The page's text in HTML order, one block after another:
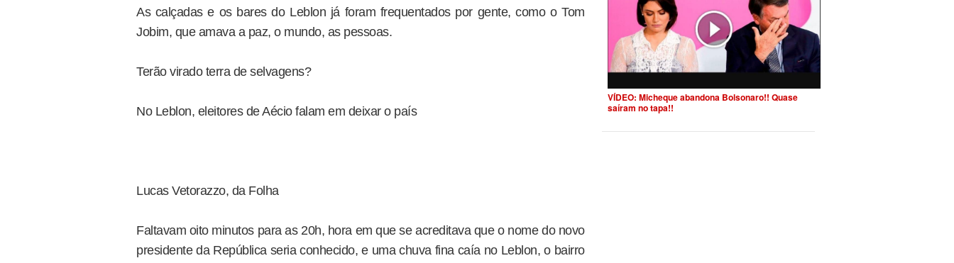
As calçadas e os bares do Leblon já foram frequentados por gente, como o Tom
Jobim, que amava a paz, o mundo, as pessoas.
Terão virado terra de selvagens?
No Leblon, eleitores de Aécio falam em deixar o país
Lucas Vetorazzo, da Folha
Faltavam oito minutos para as 20h, hora em que se acreditava que o nome do novo
presidente da República seria conhecido, e uma chuva fina caía no Leblon, o bairro
VÍDEO: Micheque abandona Bolsonaro!! Quase
saíram no tapa!!